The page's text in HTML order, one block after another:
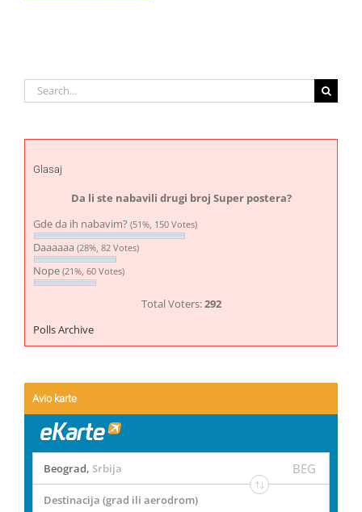
Search
for:
Glasaj
Da li ste nabavili drugi broj Super postera?
Gde da ih nabavim? (51%, 150 Votes)
Daaaaaa (28%, 82 Votes)
Nope (21%, 60 Votes)
Total Voters:292
Polls Archive
Avio karte
Beograd, Srbija BEG
Destinacija (grad ili aerodrom)